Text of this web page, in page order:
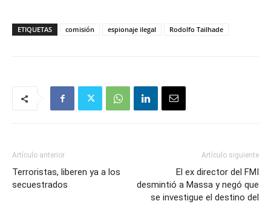
ETIQUETAS comisión espionaje ilegal Rodolfo Tailhade
Artículo anterior
Terroristas, liberen ya a los
secuestrados
Artículo siguiente
El ex director del FMI
desmintió a Massa y negó que
se investigue el destino del